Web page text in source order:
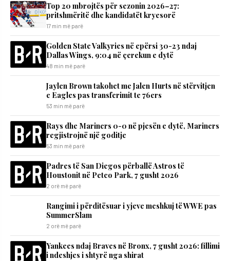
Top 20 mbrojtës për sezonin 2026–27:
pritshmëritë dhe kandidatët kryesorë
17 min më parë
Golden State Valkyries në epërsi 30-23 ndaj
Dallas Wings, 9:04 në çerekun e dytë
48 min më parë
Jaylen Brown takohet me Jalen Hurts në stërvitjen
e Eagles pas transferimit te 76ers
53 min më parë
Rays dhe Mariners 0-0 në pjesën e dytë, Mariners
regjistrojnë një goditje
53 min më parë
Padres të San Diegos përballë Astros të
Houstonit në Petco Park, 7 gusht 2026
2 orë më parë
Rangimi i përditësuar i yjeve meshkuj të WWE pas
SummerSlam
2 orë më parë
Yankees ndaj Braves në Bronx, 7 gusht 2026: fillimi
i ndeshjes i shtyrë nga shirat